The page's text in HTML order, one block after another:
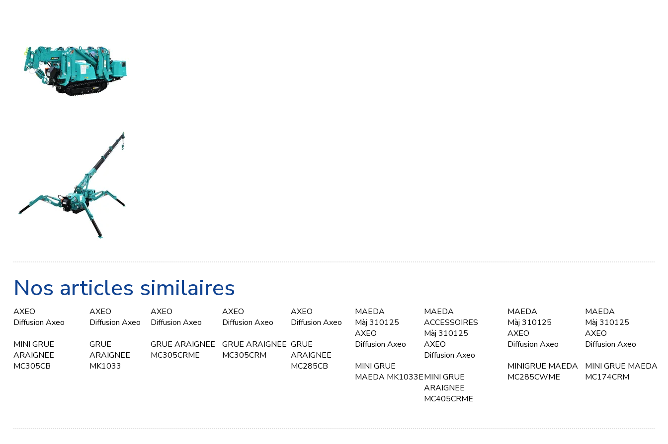
Nos articles similaires
AXEO
Diffusion Axeo
MINI GRUE
ARAIGNEE
MC305CB
AXEO
Diffusion Axeo
GRUE
ARAIGNEE
MK1033
AXEO
Diffusion Axeo
GRUE ARAIGNEE
MC305CRME
AXEO
Diffusion Axeo
GRUE ARAIGNEE
MC305CRM
AXEO
Diffusion Axeo
GRUE
ARAIGNEE
MC285CB
MAEDA
Màj 310125
AXEO
Diffusion Axeo
MINI GRUE
MAEDA MK1033E
MAEDA
ACCESSOIRES
Màj 310125
AXEO
Diffusion Axeo
MINI GRUE
ARAIGNEE
MC405CRME
MAEDA
Màj 310125
AXEO
Diffusion Axeo
MINIGRUE MAEDA
MC285CWME
MAEDA
Màj 310125
AXEO
Diffusion Axeo
MINI GRUE MAEDA
MC174CRM